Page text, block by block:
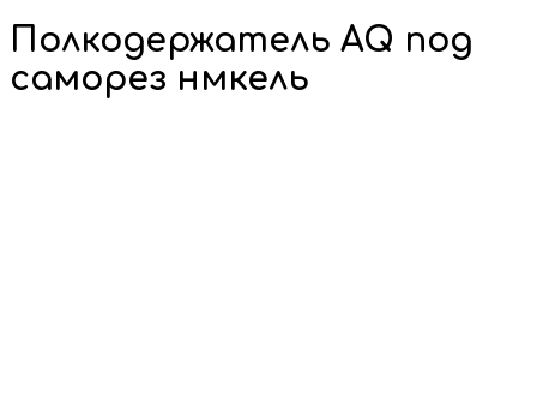
Полкодержатель AQ под
саморез нмкель